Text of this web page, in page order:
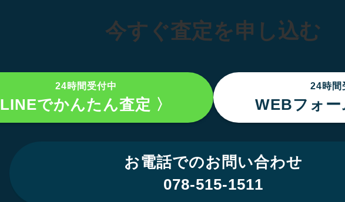
今すぐ査定を申し込む
24時間受付中
LINEでかんたん査定 〉
24時間
WEBフォ
お電話でのお問い合わせ
078-515-1511